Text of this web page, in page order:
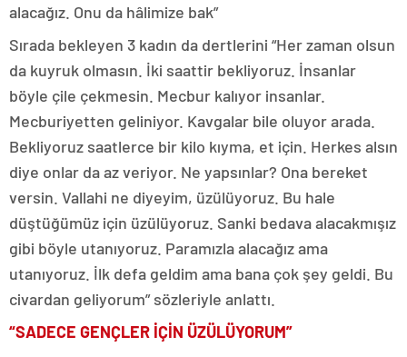
alacağız. Onu da hâlimize bak”
Sırada bekleyen 3 kadın da dertlerini “Her zaman olsun
da kuyruk olmasın. İki saattir bekliyoruz. İnsanlar
böyle çile çekmesin. Mecbur kalıyor insanlar.
Mecburiyetten geliniyor. Kavgalar bile oluyor arada.
Bekliyoruz saatlerce bir kilo kıyma, et için. Herkes alsın
diye onlar da az veriyor. Ne yapsınlar? Ona bereket
versin. Vallahi ne diyeyim, üzülüyoruz. Bu hale
düştüğümüz için üzülüyoruz. Sanki bedava alacakmışız
gibi böyle utanıyoruz. Paramızla alacağız ama
utanıyoruz. İlk defa geldim ama bana çok şey geldi. Bu
civardan geliyorum” sözleriyle anlattı.
“SADECE GENÇLER İÇİN ÜZÜLÜYORUM”